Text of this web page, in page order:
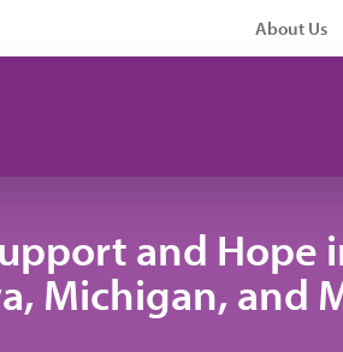
About Us
and Hope
Michigan, and